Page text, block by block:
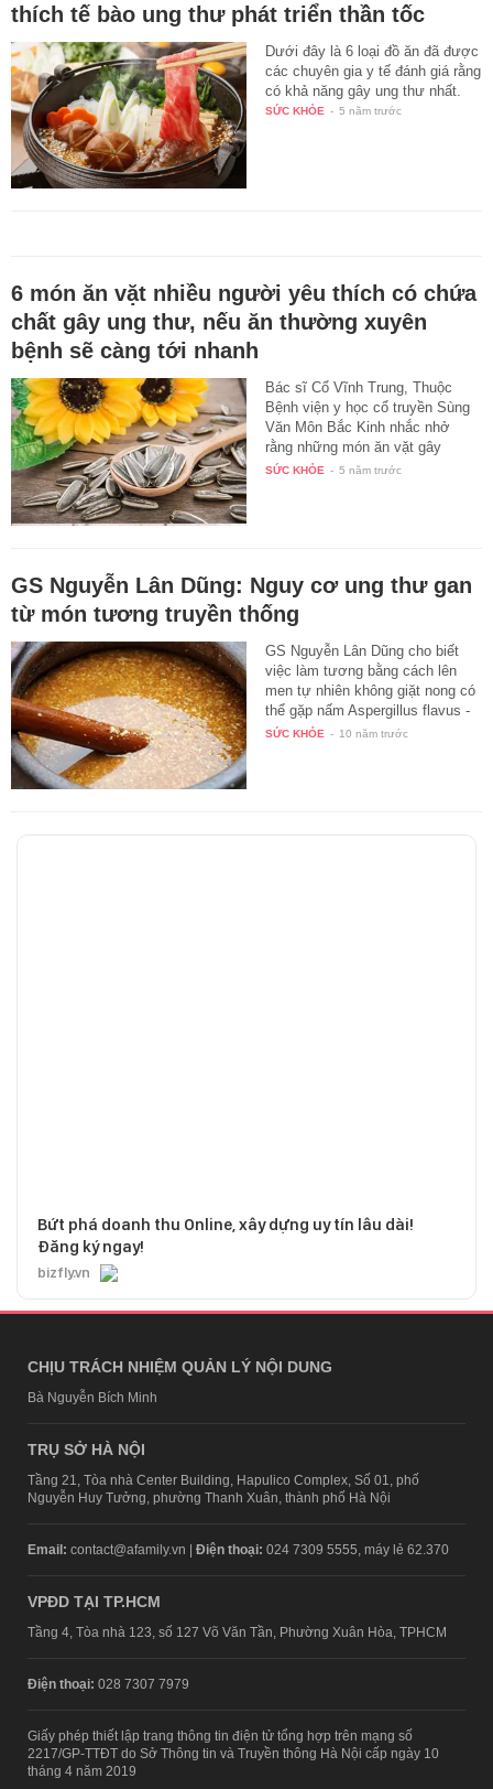
thích tế bào ung thư phát triển thần tốc
Dưới đây là 6 loại đồ ăn đã được
các chuyên gia y tế đánh giá rằng
có khả năng gây ung thư nhất.
SỨC KHỎE - 5 năm trước
6 món ăn vặt nhiều người yêu thích có chứa
chất gây ung thư, nếu ăn thường xuyên
bệnh sẽ càng tới nhanh
Bác sĩ Cổ Vĩnh Trung, Thuộc
Bệnh viện y học cổ truyền Sùng
Văn Môn Bắc Kinh nhắc nhở
rằng những món ăn vặt gây
ung…
SỨC KHỎE - 5 năm trước
GS Nguyễn Lân Dũng: Nguy cơ ung thư gan
từ món tương truyền thống
GS Nguyễn Lân Dũng cho biết
việc làm tương bằng cách lên
men tự nhiên không giặt nong có
thể gặp nấm Aspergillus flavus -
…
SỨC KHỎE - 10 năm trước
Bứt phá doanh thu Online, xây dựng uy tín lâu dài!
Đăng ký ngay!
bizfly.vn
CHỊU TRÁCH NHIỆM QUẢN LÝ NỘI DUNG
Bà Nguyễn Bích Minh
TRỤ SỞ HÀ NỘI
Tầng 21, Tòa nhà Center Building, Hapulico Complex, Số 01, phố
Nguyễn Huy Tưởng, phường Thanh Xuân, thành phố Hà Nội
Email: contact@afamily.vn | Điện thoại: 024 7309 5555, máy lẻ 62.370
VPĐD TẠI TP.HCM
Tầng 4, Tòa nhà 123, số 127 Võ Văn Tần, Phường Xuân Hòa, TPHCM
Điện thoại: 028 7307 7979
Giấy phép thiết lập trang thông tin điện tử tổng hợp trên mạng số
2217/GP-TTĐT do Sở Thông tin và Truyền thông Hà Nội cấp ngày 10
tháng 4 năm 2019